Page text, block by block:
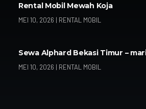
Rental Mobil Mewah Koja
MEI 10, 2026 | RENTAL MOBIL
Sewa Alphard Bekasi Timur –
MEI 10, 2026 | RENTAL MOBIL